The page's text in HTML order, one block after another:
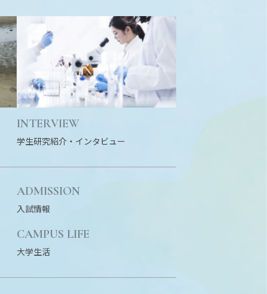
INTERVIEW
学生研究紹介・ インタビュー
ADMISSION
入試情報
CAMPUS LIFE
大学生活